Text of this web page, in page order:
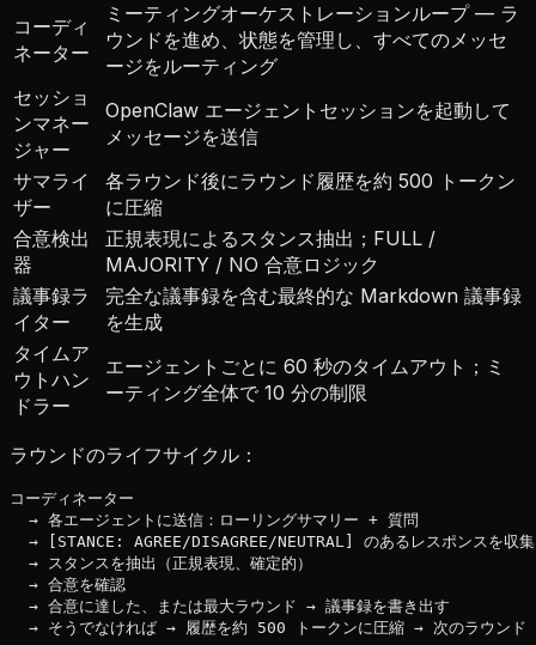
コーディ
ネーター
ミーティングオーケストレーションループ — ラ
ウンドを進め、状態を管理し、すべてのメッセ
ージをルーティング
セッショ
ンマネー
ジャー
OpenClaw エージェントセッションを起動して
メッセージを送信
サマライ
ザー
各ラウンド後にラウンド履歴を約 500 トークン
に圧縮
合意検出
器
正規表現によるスタンス抽出；FULL /
MAJORITY / NO 合意ロジック
議事録ラ
イター
完全な議事録を含む最終的な Markdown 議事録
を生成
タイムア
ウトハン
ドラー
エージェントごとに 60 秒のタイムアウト；ミ
ーティング全体で 10 分の制限
ラウンドのライフサイクル：
コーディネーター
  → 各エージェントに送信：ローリングサマリー + 質問
  → [STANCE: AGREE/DISAGREE/NEUTRAL] のあるレスポンスを収集
  → スタンスを抽出（正規表現、確定的）
  → 合意を確認
  → 合意に達した、または最大ラウンド → 議事録を書き出す
  → そうでなければ → 履歴を約 500 トークンに圧縮 → 次のラウンド